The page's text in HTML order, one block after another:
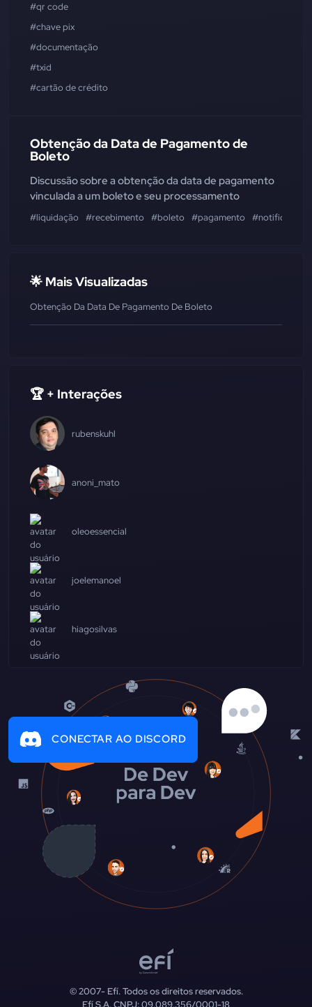
#qr code
#chave pix
#documentação
#txid
#cartão de crédito
Obtenção da Data de Pagamento de
Boleto
Discussão sobre a obtenção da data de pagamento
vinculada a um boleto e seu processamento
#liquidação #recebimento #boleto #pagamento #notificação
🌟 Mais Visualizadas
Obtenção Da Data De Pagamento De Boleto
🏆 + Interações
rubenskuhl
anoni_mato
oleoessencial
joelemanoel
hiagosilvas
CONECTAR AO DISCORD
© 2007-Efí. Todos os direitos reservados.